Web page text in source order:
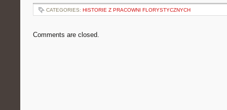
CATEGORIES: HISTORIE Z PRACOWNI FLORYSTYCZNYCH
Comments are closed.